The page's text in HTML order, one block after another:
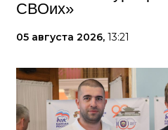
СВОих»
05 августа 2026, 13:21